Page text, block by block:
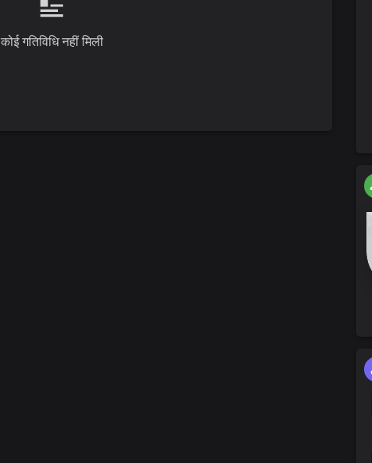
कोई गतिविधि नहीं मिली